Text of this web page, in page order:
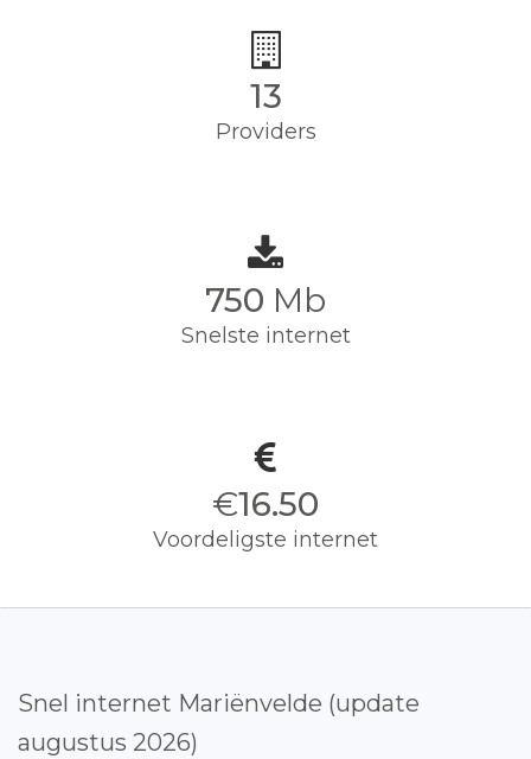
13
Providers
750 Mb
Snelste internet
€16.50
Voordeligste internet
Snel internet Mariënvelde (update
augustus 2026)